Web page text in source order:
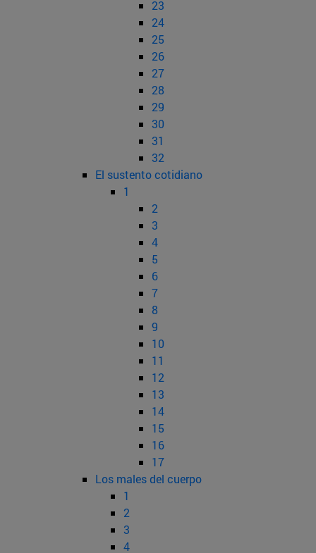
23
24
25
26
27
28
29
30
31
32
El sustento cotidiano
1
2
3
4
5
6
7
8
9
10
11
12
13
14
15
16
17
Los males del cuerpo
1
2
3
4